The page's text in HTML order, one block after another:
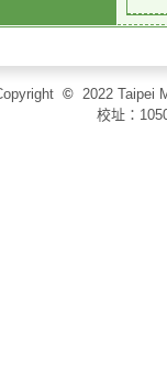
© 2022 Taipei
校址：